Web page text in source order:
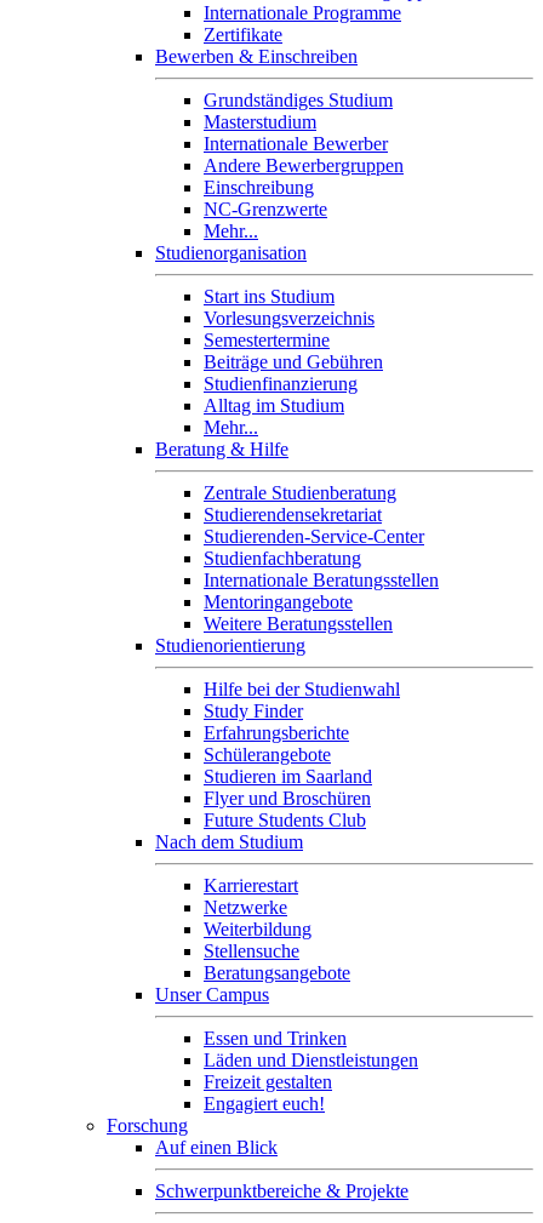
Internationale Programme
Zertifikate
Bewerben & Einschreiben
Grundständiges Studium
Masterstudium
Internationale Bewerber
Andere Bewerbergruppen
Einschreibung
NC-Grenzwerte
Mehr...
Studienorganisation
Start ins Studium
Vorlesungsverzeichnis
Semestertermine
Beiträge und Gebühren
Studienfinanzierung
Alltag im Studium
Mehr...
Beratung & Hilfe
Zentrale Studienberatung
Studierendensekretariat
Studierenden-Service-Center
Studienfachberatung
Internationale Beratungsstellen
Mentoringangebote
Weitere Beratungsstellen
Studienorientierung
Hilfe bei der Studienwahl
Study Finder
Erfahrungsberichte
Schülerangebote
Studieren im Saarland
Flyer und Broschüren
Future Students Club
Nach dem Studium
Karrierestart
Netzwerke
Weiterbildung
Stellensuche
Beratungsangebote
Unser Campus
Essen und Trinken
Läden und Dienstleistungen
Freizeit gestalten
Engagiert euch!
Forschung
Auf einen Blick
Schwerpunktbereiche & Projekte